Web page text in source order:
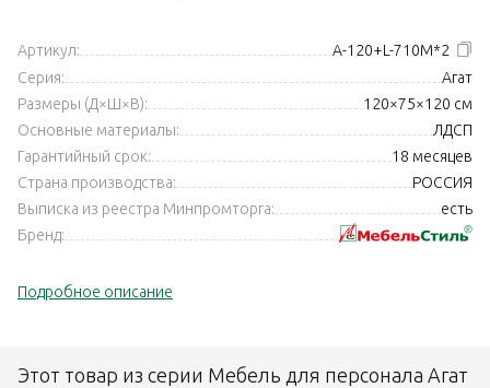
Артикул:
А-120+L-710М*2
Серия:
Агат
Размеры (Д×Ш×В):
120×75×120 см
Основные материалы:
ЛДСП
Гарантийный срок:
18 месяцев
Страна производства:
РОССИЯ
Выписка из реестра Минпромторга:
есть
Бренд:
Подробное описание
Этот товар из серии Мебель для персонала Агат